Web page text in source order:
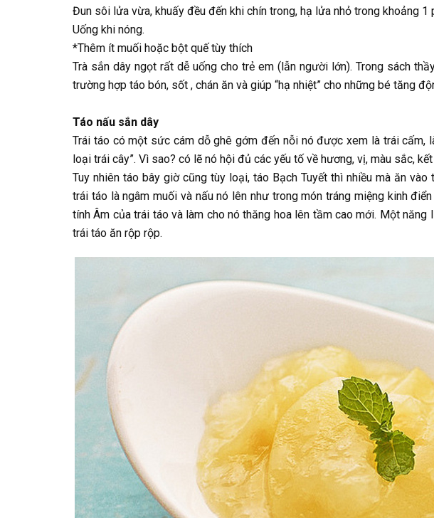
Đun sôi lửa vừa, khuấy đều đến khi chín trong, hạ lửa nhỏ trong khoảng 1
Uống khi nóng.
*Thêm ít muối hoặc bột quế tùy thích
Trà sắn dây ngọt rất dễ uống cho trẻ em (lẫn người lớn). Trong sách
trường hợp táo bón, sốt , chán ăn và giúp “hạ nhiệt” cho những bé tăng
Táo nấu sắn dây
Trái táo có một sức cám dỗ ghê gớm đến nỗi nó được xem là trái cấm,
loại trái cây”. Vì sao? có lẽ nó hội đủ các yếu tố về hương, vị, màu sắc,
Tuy nhiên táo bây giờ cũng tùy loại, táo Bạch Tuyết thì nhiều mà ăn
trái táo là ngâm muối và nấu nó lên như trong món tráng miệng kinh
tính Âm của trái táo và làm cho nó thăng hoa lên tầm cao mới. Một năng
trái táo ăn rộp rộp.